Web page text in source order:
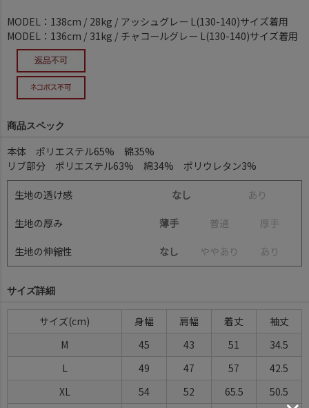
MODEL：138cm / 28kg / アッシュグレー L(130-140)サイズ着用
MODEL：136cm / 31kg / チャコールグレー L(130-140)サイズ着用
商品スペック
本体 ポリエステル65% 綿35%
リブ部分 ポリエステル63% 綿34% ポリウレタン3%
生地の透け感 なし あ り
生地の厚み 薄手 普通 厚手
生地の伸縮性 なし ややあ り あ り
サイズ詳細
サイズ 身幅 肩幅 着丈
袖丈
M
45 43 51
34.5
L
49 47 57
42.5
XL
54 52 65.5
50.5